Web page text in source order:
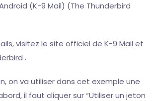
(K-9 Mail)​​ (The Thunderbird
visitez le site officiel de K-9 Mail et
.
on va utiliser dans cet exemple une
il faut cliquer sur “Utiliser un jeton